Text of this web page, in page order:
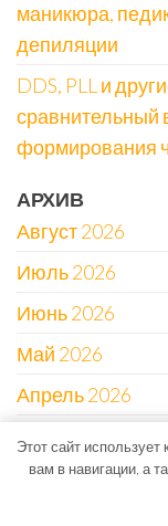
маникюра,
депиляции
DDS, PLL и
сравнительный
формирования
АРХИВ
Август 2026
Июль 2026
Июнь 2026
Май 2026
Апрель 2026
Март 2026
Февраль 2026
Этот сайт
вам в навигации, а